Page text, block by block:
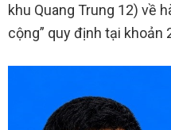
khu Quang Trung 12) về
cộng” quy định tại khoản